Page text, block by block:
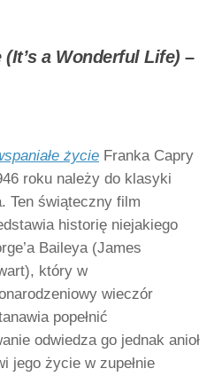
(It’s a Wonderful Life) –
życie Franka Capry
roku należy do klasyki
Ten świąteczny film
historię niejakiego
Baileya (James
który w
wieczór
popełnić
odwiedza go jednak anioł
jego życie w zupełnie